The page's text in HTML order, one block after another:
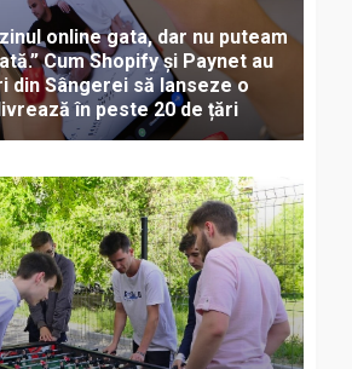
online gata, dar nu puteam
Cum Shopify și Paynet au
din Sângerei să lanseze o
în peste 20 de țări